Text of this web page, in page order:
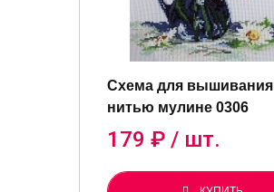
Схема для вышивания
нитью мулине 0306
179 ₽ / шт.